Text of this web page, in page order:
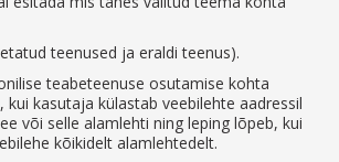
teenused ja eraldi teenus).
teabeteenuse osutamise kohta
kasutaja külastab veebilehte aadressil
või selle alamlehti ning leping lõpeb, kui
kõikidelt alamlehtedelt.